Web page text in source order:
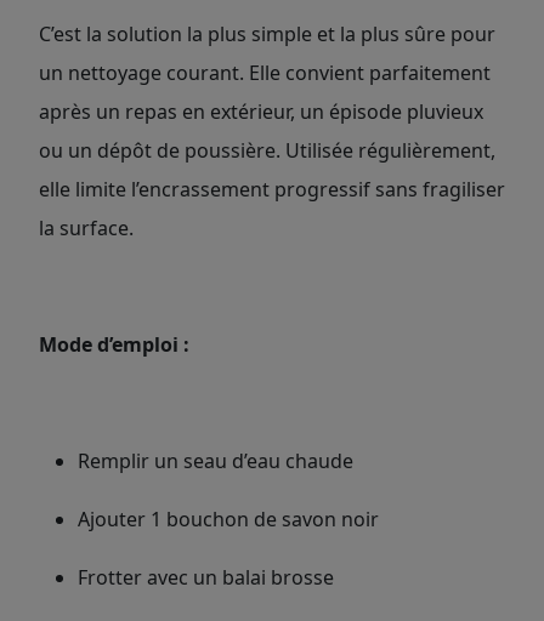
C’est la solution la plus simple et la plus sûre pour
un nettoyage courant. Elle convient parfaitement
après un repas en extérieur, un épisode pluvieux
ou un dépôt de poussière. Utilisée régulièrement,
elle limite l’encrassement progressif sans fragiliser
la surface.
Mode d’emploi :
Remplir un seau d’eau chaude
Ajouter 1 bouchon de savon noir
Frotter avec un balai brosse